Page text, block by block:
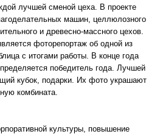
лучшей сменой цеха. В проекте
машин, целлюлозного
и древесно-массного цехов.
фоторепортаж об одной из
с итогами работы. В конце года
победитель года. Лучшей
кубок, подарки. Их фото украшают
комбината.
культуры, повышение